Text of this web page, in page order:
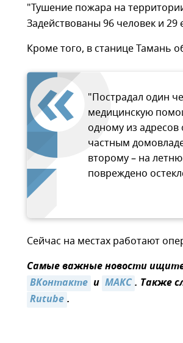
"Тушение пожара на
Задействованы 96 человек и
Кроме того, в станице Тамань
"Пострадал один
медицинскую
одному из
частным
второму – на
повреждено
Сейчас на местах работают
Самые важные новости
ВКонтакте и МАКС. Также
Rutube.